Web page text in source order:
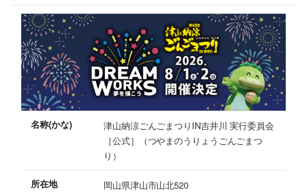
名称(かな)
津山納涼ごんごまつりIN吉井川 実行委員会
［公式］（つやまのうりょうごんごまつ
り）
所在地 岡山県津山市山北520